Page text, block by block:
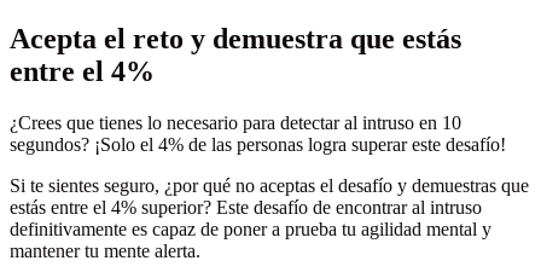
Acepta el reto y demuestra que estás
entre el 4%
¿Crees que tienes lo necesario para detectar al intruso en 10
segundos? ¡Solo el 4% de las personas logra superar este desafío!
Si te sientes seguro, ¿por qué no aceptas el desafío y demuestras que
estás entre el 4% superior? Este desafío de encontrar al intruso
definitivamente es capaz de poner a prueba tu agilidad mental y
mantener tu mente alerta.